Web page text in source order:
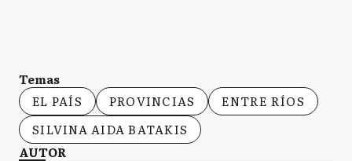
Temas
EL PAÍS
PROVINCIAS
ENTRE RÍOS
SILVINA AIDA BATAKIS
AUTOR